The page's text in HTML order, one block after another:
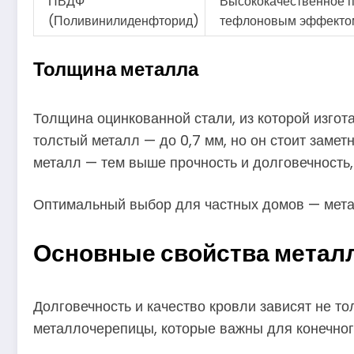
(Поливинилиденфторид)
тефлоновым
Толщина металла
Толщина оцинкованной стали, из которой
толстый металл — до 0,7 мм, но он стоит
металл — тем выше прочность и
Оптимальный выбор для частных домов —
Основные свойства
Долговечность и качество кровли зависят не
металлочерепицы, которые важны для